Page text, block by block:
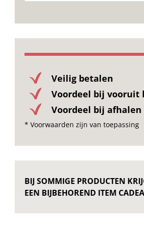
Veilig betalen
Voordeel bij vooruit
Voordeel bij
* Voorwaarden zijn van toepassing
BIJ SOMMIGE PRODUCTEN
EEN BIJBEHOREND ITEM